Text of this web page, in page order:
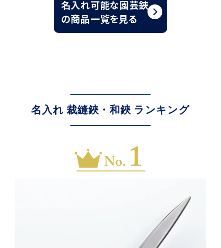
名入れ可能な園芸鋏
の商品一覧を見る
名入れ 裁縫鋏・和鋏 ランキング